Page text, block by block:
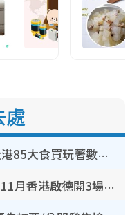
處
【8月生日優惠2026】全港85大食買玩著數攻略 自助餐/火鍋放題同行免費＋誠品/DONKI送現金券
BIGBANG演唱會2026｜11月香港啟德開3場！實名制VIP申請、優先購票攻略